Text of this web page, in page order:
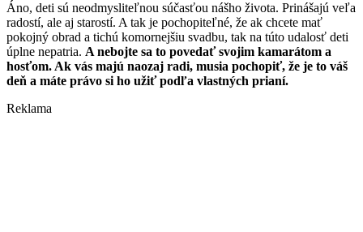
Áno, deti sú neodmysliteľnou súčasťou nášho života. Prinášajú veľa
radostí, ale aj starostí. A tak je pochopiteľné, že ak chcete mať
pokojný obrad a tichú komornejšiu svadbu, tak na túto udalosť deti
úplne nepatria. A nebojte sa to povedať svojim kamarátom a
hosťom. Ak vás majú naozaj radi, musia pochopiť, že je to váš
deň a máte právo si ho užiť podľa vlastných prianí.
Reklama